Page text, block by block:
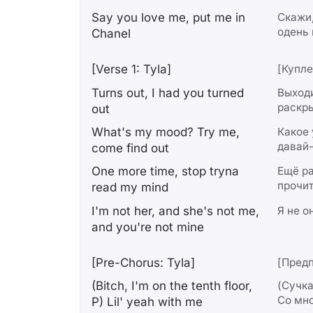
Say you love me, put me in
Chanel
одень
[Verse 1: Tyla]
Turns out, I had you turned
out
What's my mood? Try me,
come find out
Какое
One more time, stop tryna
read my mind
Ещё
I'm not her, and she's not me,
and you're not mine
Я не
[Pre-Chorus: Tyla]
(Bitch, I'm on the tenth floor,
P) Lil' yеah with me
Со